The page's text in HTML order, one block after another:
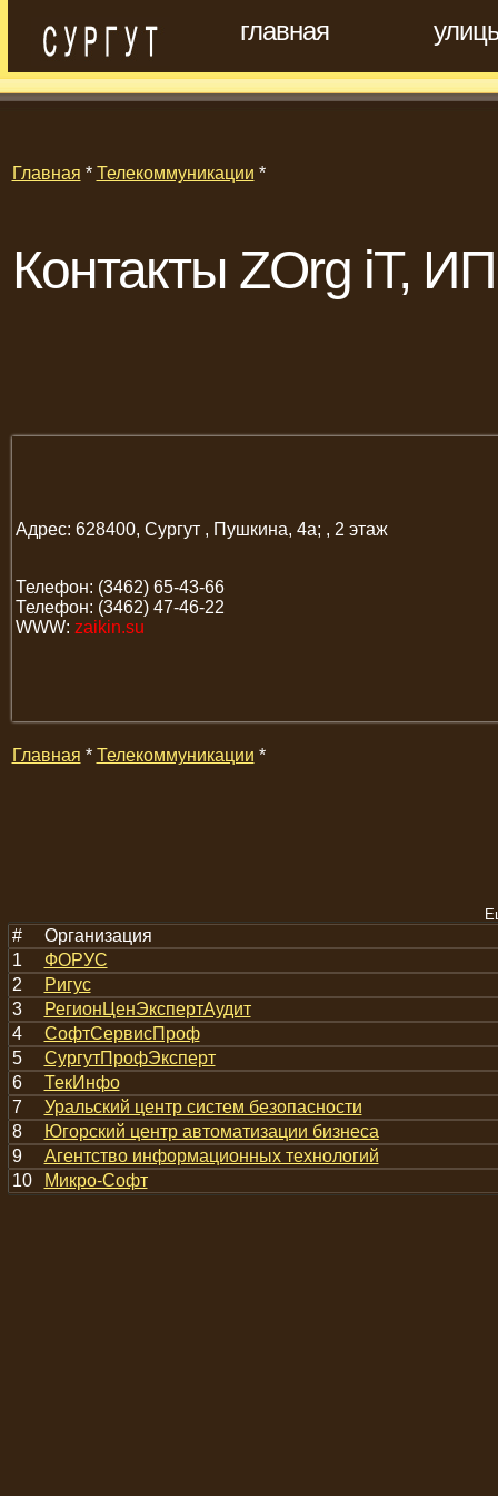
главная
Главная * Телекоммуникации *
Контакты ZOrg iT,
Адрес: 628400, Сургут , Пушкина, 4а; , 2 этаж
Телефон: (3462) 65-43-66
Телефон: (3462) 47-46-22
WWW: zaikin.su
Главная * Телекоммуникации *
#
Организация
1
ФОРУС
2
Ригус
3
РегионЦенЭкспертАудит
4
СофтСервисПроф
5
СургутПрофЭксперт
6
ТекИнфо
7
Уральский центр систем безопасности
8
Югорский центр автоматизации бизнеса
9
Агентство информационных технологий
10
Микро-Софт